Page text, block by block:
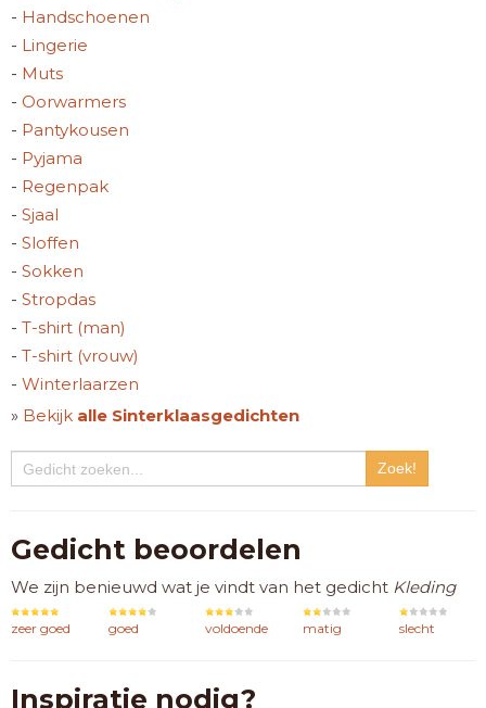
- Handschoenen
- Lingerie
- Muts
- Oorwarmers
- Pantykousen
- Pyjama
- Regenpak
- Sjaal
- Sloffen
- Sokken
- Stropdas
- T-shirt (man)
- T-shirt (vrouw)
- Winterlaarzen
» Bekijk alle Sinterklaasgedichten
Gedicht beoordelen
We zijn benieuwd wat je vindt van het gedicht Kleding
zeer goed goed voldoende matig slecht
Inspiratie nodig?